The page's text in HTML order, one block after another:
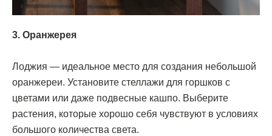
3. Оранжерея
Лоджия — идеальное место для создания небольшой
оранжереи. Установите стеллажи для горшков с
цветами или даже подвесные кашпо. Выберите
растения, которые хорошо себя чувствуют в условиях
большого количества света.